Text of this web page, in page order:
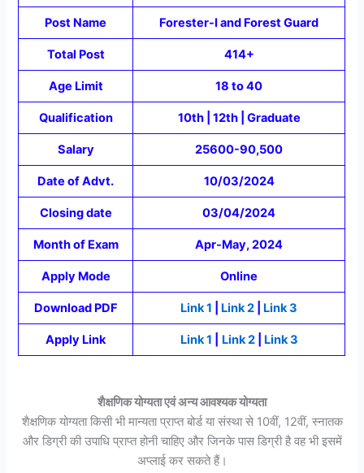
Post Name Forester-I and Forest Guard
Total Post 414+
Age Limit 18 to 40
Qualification 10th | 12th | Graduate
Salary 25600-90,500
Date of Advt. 10/03/2024
Closing date 03/04/2024
Month of Exam Apr-May, 2024
Apply Mode Online
Download PDF Link 1 Link 2 Link 3
Apply Link Link 1 Link 2 Link 3
शैक्षणिक योग्यता एवं अन्य आवश्यक योग्यता
शैक्षणिक योग्यता किसी भी मान्यता प्राप्त बोर्ड या संस्था से 10वीं, 12वीं, स्नातक
और डिग्री की उपाधि प्राप्त होनी चाहिए और जिनके पास डिग्री है वह भी इसमें
अप्लाई कर सकते हैं।